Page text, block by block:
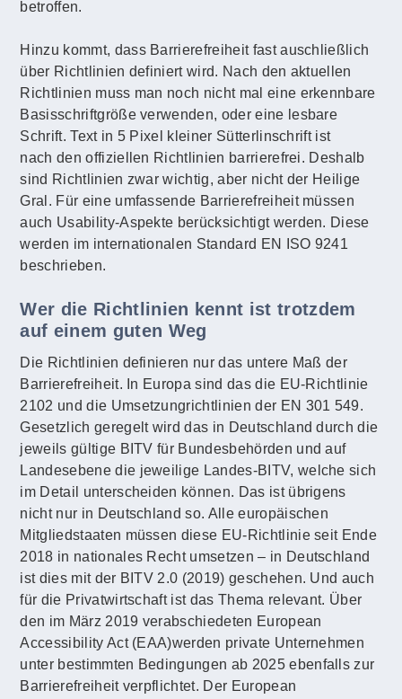
betroffen.
Hinzu kommt, dass Barrierefreiheit fast auschließlich
über Richtlinien definiert wird. Nach den aktuellen
Richtlinien muss man noch nicht mal eine erkennbare
Basisschriftgröße verwenden, oder eine lesbare
Schrift. Text in 5 Pixel kleiner Sütterlinschrift ist
nach den offiziellen Richtlinien barrierefrei. Deshalb
sind Richtlinien zwar wichtig, aber nicht der Heilige
Gral. Für eine umfassende Barrierefreiheit müssen
auch Usability-Aspekte berücksichtigt werden. Diese
werden im internationalen Standard EN ISO 9241
beschrieben.
Wer die Richtlinien kennt ist trotzdem
auf einem guten Weg
Die Richtlinien definieren nur das untere Maß der
Barrierefreiheit. In Europa sind das die EU-Richtlinie
2102 und die Umsetzungrichtlinien der EN 301 549.
Gesetzlich geregelt wird das in Deutschland durch die
jeweils gültige BITV für Bundesbehörden und auf
Landesebene die jeweilige Landes-BITV, welche sich
im Detail unterscheiden können. Das ist übrigens
nicht nur in Deutschland so. Alle europäischen
Mitgliedstaaten müssen diese EU-Richtlinie seit Ende
2018 in nationales Recht umsetzen – in Deutschland
ist dies mit der BITV 2.0 (2019) geschehen. Und auch
für die Privatwirtschaft ist das Thema relevant. Über
den im März 2019 verabschiedeten European
Accessibility Act (EAA)werden private Unternehmen
unter bestimmten Bedingungen ab 2025 ebenfalls zur
Barrierefreiheit verpflichtet. Der European